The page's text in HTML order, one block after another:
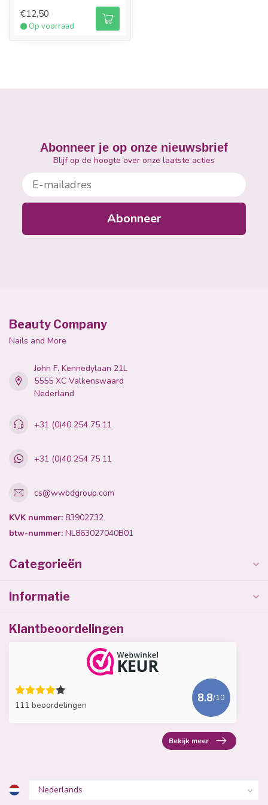
€12,50
Op voorraad
Abonneer je op onze nieuwsbrief
Blijf op de hoogte over onze laatste acties
E-mailadres
Abonneer
Beauty Company
Nails and More
John F. Kennedylaan 21L
5555 XC Valkenswaard
Nederland
+31 (0)40 254 75 11
+31 (0)40 254 75 11
cs@wwbdgroup.com
KVK nummer: 83902732
btw-nummer: NL863027040B01
Categorieën
Informatie
Klantbeoordelingen
111 beoordelingen
8.8/10
Bekijk meer